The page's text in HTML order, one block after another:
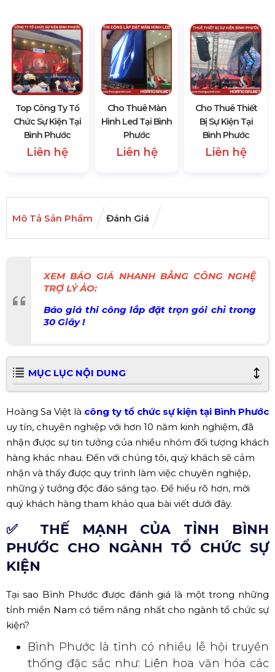
Top Công Ty Tổ
Chức Sự Kiện Tại
Bình Phước
Liên hệ
Cho Thuê Màn
Hình Led Tại Bình
Phước
Liên hệ
Cho Thuê Thiết
Bị Sự Kiện Tại
Bình Phước
Liên hệ
Mô Tả Sản Phẩm Đánh Giá
XEM BÁO GIÁ NHANH BẰNG CÔNG NGHỆ
TRỢ LÝ ẢO:
Báo giá thi công lắp đặt trọn gói chỉ trong
30 Giây !
MỤC LỤC NỘI DUNG
Hoàng Sa Việt là công ty tổ chức sự kiện tại Bình Phước
uy tín, chuyên nghiệp với hơn 10 năm kinh nghiệm, đã
nhận được sự tin tưởng của nhiều nhóm đối tượng khách
hàng khác nhau. Đến với chúng tôi, quý khách sẽ cảm
nhận và thấy được quy trình làm việc chuyên nghiệp,
những ý tưởng độc đáo sáng tạo. Để hiểu rõ hơn, mời
quý khách hàng tham khảo qua bài viết dưới đây.
✅ THẾ MẠNH CỦA TỈNH BÌNH
PHƯỚC CHO NGÀNH TỔ CHỨC SỰ
KIỆN
Tại sao Bình Phước được đánh giá là một trong những
tỉnh miền Nam có tiềm năng nhất cho ngành tổ chức sự
kiện?
Bình Phước là tỉnh có nhiều lễ hội truyền
thống đặc sắc như: Liên hoa văn hóa các